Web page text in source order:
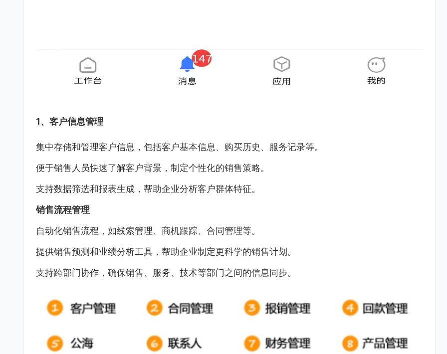
1、客户信息管理
集中存储和管理客户信息，包括客户基本信息、购买历史、服务记录等。
便于销售人员快速了解客户背景，制定个性化的销售策略。
支持数据筛选和报表生成，帮助企业分析客户群体特征。
销售流程管理
自动化销售流程，如线索管理、商机跟踪、合同管理等。
提供销售预测和业绩分析工具，帮助企业制定更科学的销售计划。
支持跨部门协作，确保销售、服务、技术等部门之间的信息同步。